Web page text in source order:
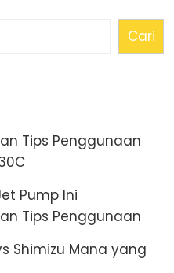
Cari
Tips Penggunaan
Pump Ini
Tips Penggunaan
Shimizu Mana yang